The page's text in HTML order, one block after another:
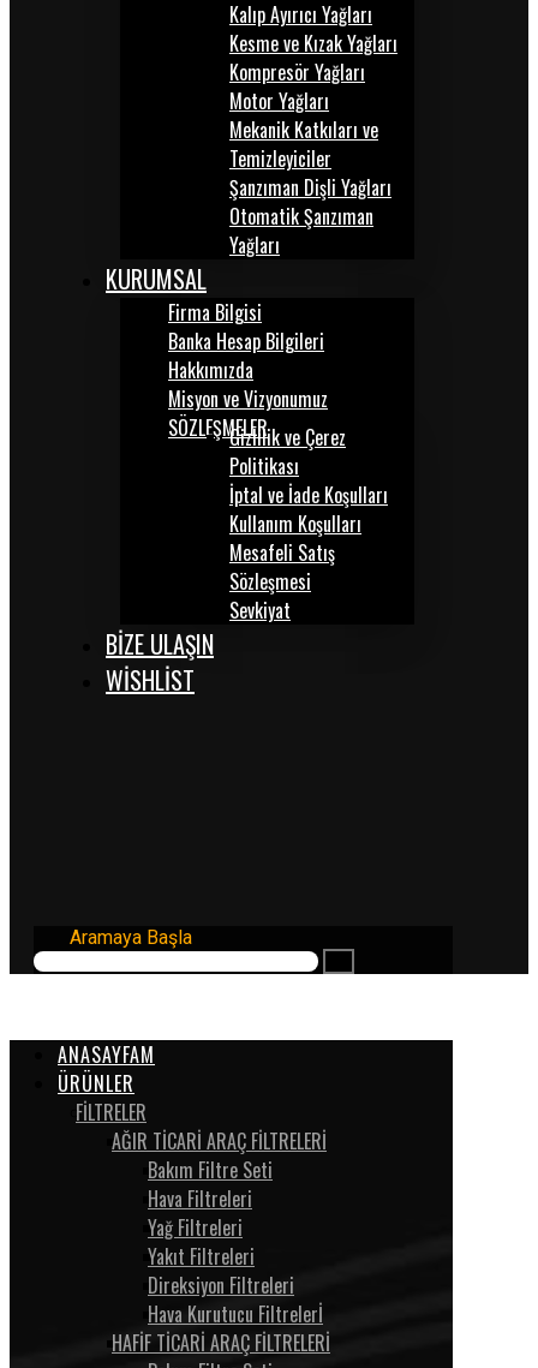
Kalıp Ayırıcı Yağları
Kesme ve Kızak Yağları
Kompresör Yağları
Motor Yağları
Mekanik Katkıları ve
Temizleyiciler
Şanzıman Dişli Yağları
Otomatik Şanzıman
Yağları
KURUMSAL
Firma Bilgisi
Banka Hesap Bilgileri
Hakkımızda
Misyon ve Vizyonumuz
SÖZLEŞMELERGizlilik ve Çerez
Politikası
İptal ve İade Koşulları
Kullanım Koşulları
Mesafeli Satış
Sözleşmesi
Sevkiyat
BİZE ULAŞIN
WISHLIST
Aramaya Başla
ANASAYFAM
ÜRÜNLER
FİLTRELER
AĞIR TİCARİ ARAÇ FİLTRELERİ
Bakım Filtre Seti
Hava Filtreleri
Yağ Filtreleri
Yakıt Filtreleri
Direksiyon Filtreleri
Hava Kurutucu Filtrelerİ
HAFİF TİCARİ ARAÇ FİLTRELERİ